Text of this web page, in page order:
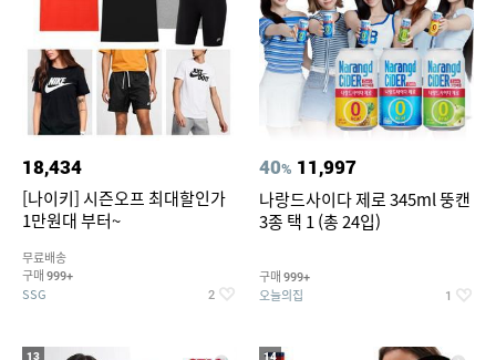
18,434
[나이키] 시즌오프 최대할인가
1만원대 부터~
무료배송
구매 999+
SSG 2
40% 11,997
나랑드사이다 제로 345ml 뚱캔
3종 택 1 (총 24입)
구매 999+
오늘의집 1
13 14